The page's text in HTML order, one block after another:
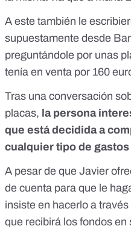
A este también le
supuestamente desde
preguntándole por unas
tenía en venta por 160
Tras una conversación
placas, la persona
que está decidida a
cualquier tipo de
A pesar de que Javier
de cuenta para que le
insiste en hacerlo a
que recibirá los fondos en